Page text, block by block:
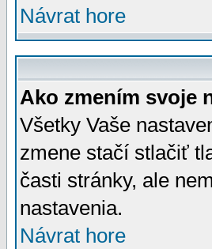
Návrat hore
Ako zmením svoje
Všetky Vaše
zmene stačí stlačiť
časti stránky, ale
nastavenia.
Návrat hore